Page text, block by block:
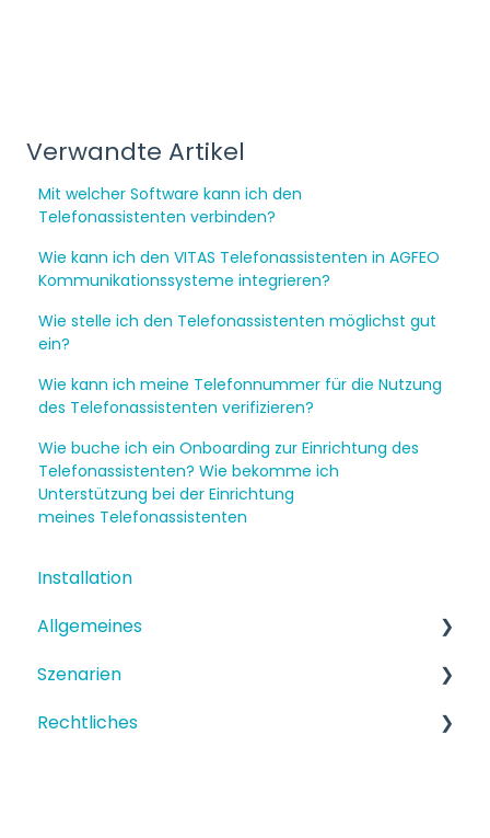
Verwandte Artikel
Mit welcher Software kann ich den
Telefonassistenten verbinden?
Wie kann ich den VITAS Telefonassistenten in AGFEO
Kommunikationssysteme integrieren?
Wie stelle ich den Telefonassistenten möglichst gut
ein?
Wie kann ich meine Telefonnummer für die Nutzung
des Telefonassistenten verifizieren?
Wie buche ich ein Onboarding zur Einrichtung des
Telefonassistenten? Wie bekomme ich
Unterstützung bei der Einrichtung
meines Telefonassistenten
Installation
Allgemeines
Funktionen
Einrichtung
Szenarien
Strukturiertes Szenario
Rechtliches